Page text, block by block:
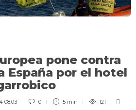
pone contra
España por el hotel
08:03 0 5 min 121